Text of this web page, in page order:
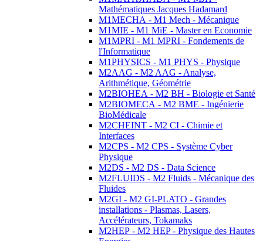
Mathématiques Jacques Hadamard
M1MECHA - M1 Mech - Mécanique
M1MIE - M1 MiE - Master en Economie
M1MPRI - M1 MPRI - Fondements de
l'Informatique
M1PHYSICS - M1 PHYS - Physique
M2AAG - M2 AAG - Analyse,
Arithmétique, Géométrie
M2BIOHEA - M2 BH - Biologie et Santé
M2BIOMECA - M2 BME - Ingénierie
BioMédicale
M2CHEINT - M2 CI - Chimie et
Interfaces
M2CPS - M2 CPS - Système Cyber
Physique
M2DS - M2 DS - Data Science
M2FLUIDS - M2 Fluids - Mécanique des
Fluides
M2GI - M2 GI-PLATO - Grandes
installations - Plasmas, Lasers,
Accélérateurs, Tokamaks
M2HEP - M2 HEP - Physique des Hautes